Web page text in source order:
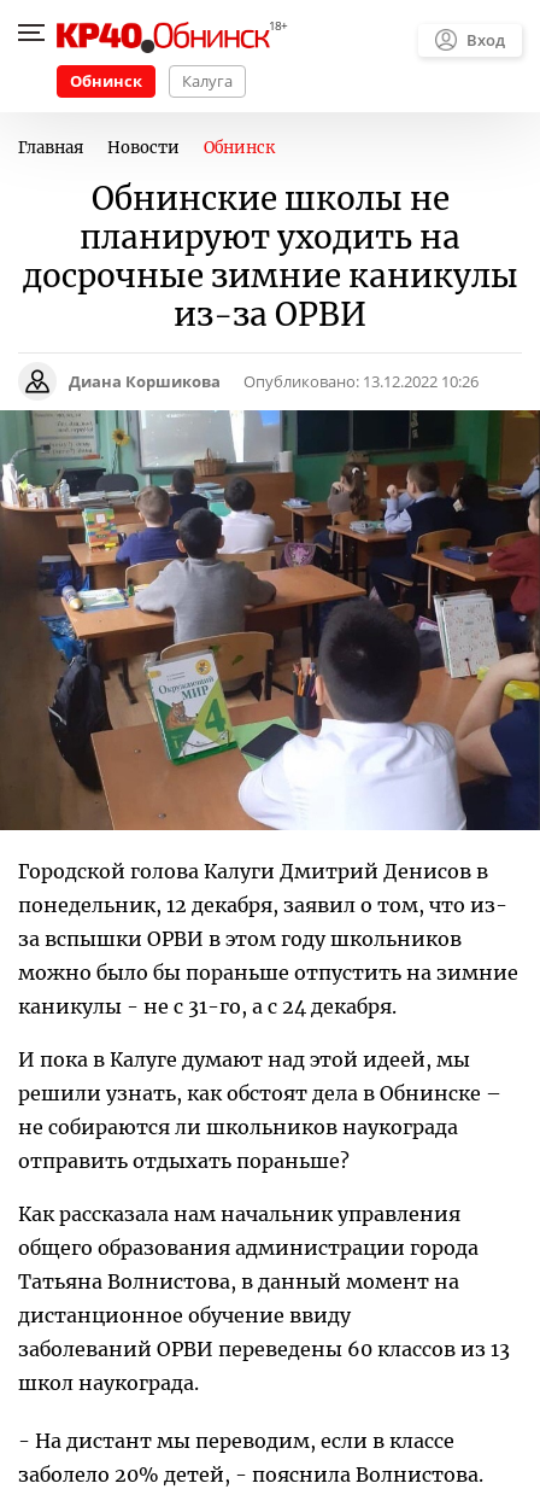
Обнинск Калуга
Вход
Главная Новости Обнинск
Обнинские школы не
планируют уходить на
досрочные зимние каникулы
из-за ОРВИ
Диана Коршикова Опубликовано: 13.12.2022 10:26
Городской голова Калуги Дмитрий Денисов в
понедельник, 12 декабря, заявил о том, что из-
за вспышки ОРВИ в этом году школьников
можно было бы пораньше отпустить на зимние
каникулы - не с 31-го, а с 24 декабря.
И пока в Калуге думают над этой идеей, мы
решили узнать, как обстоят дела в Обнинске –
не собираются ли школьников наукограда
отправить отдыхать пораньше?
Как рассказала нам начальник управления
общего образования администрации города
Татьяна Волнистова, в данный момент на
дистанционное обучение ввиду
заболеваний ОРВИ переведены 60 классов из 13
школ наукограда.
- На дистант мы переводим, если в классе
заболело 20% детей, - пояснила Волнистова.